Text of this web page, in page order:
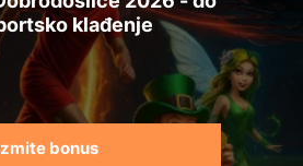
klađenje
bonus